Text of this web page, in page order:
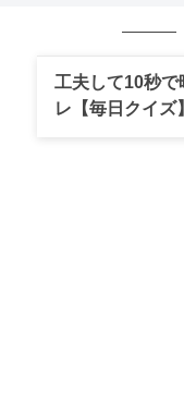
工夫して10秒で
レ【毎日クイズ】